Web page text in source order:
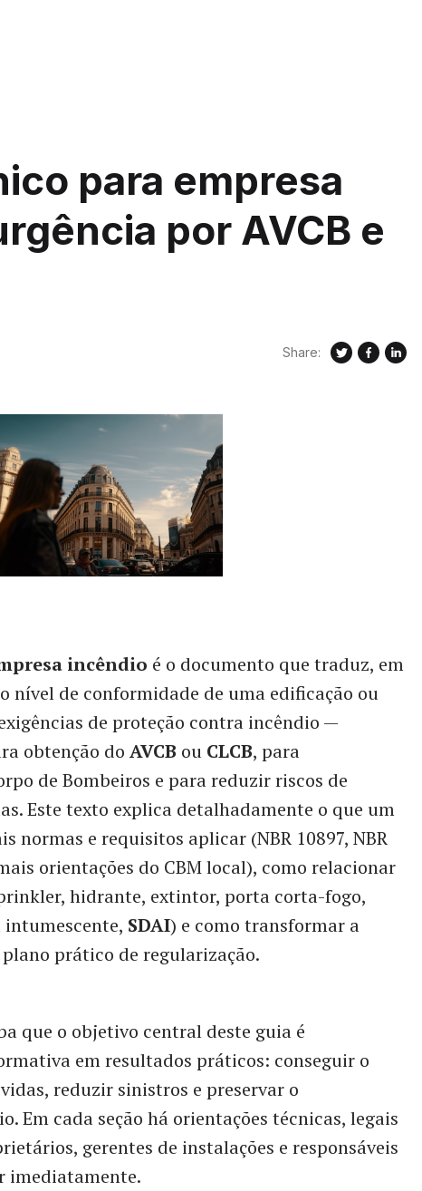
para empresa
por AVCB e
Share:
incêndio é o documento que traduz, em
nível de conformidade de uma edificação ou
de proteção contra incêndio —
obtenção do AVCB ou CLCB, para
de Bombeiros e para reduzir riscos de
Este texto explica detalhadamente o que um
normas e requisitos aplicar (NBR 10897, NBR
orientações do CBM local), como relacionar
hidrante, extintor, porta corta-fogo,
SDAI) e como transformar a
prático de regularização.
que o objetivo central deste guia é
em resultados práticos: conseguir o
reduzir sinistros e preservar o
Em cada seção há orientações técnicas, legais
gerentes de instalações e responsáveis
imediatamente.